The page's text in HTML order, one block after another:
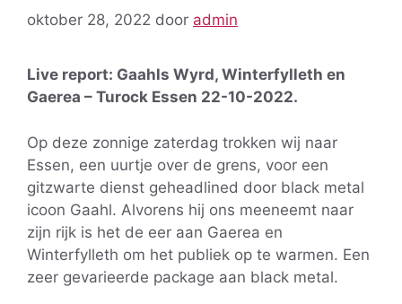
oktober 28, 2022 door admin
Live report: Gaahls Wyrd, Winterfylleth en
Gaerea – Turock Essen 22-10-2022.
Op deze zonnige zaterdag trokken wij naar
Essen, een uurtje over de grens, voor een
gitzwarte dienst geheadlined door black metal
icoon Gaahl. Alvorens hij ons meeneemt naar
zijn rijk is het de eer aan Gaerea en
Winterfylleth om het publiek op te warmen. Een
zeer gevarieerde package aan black metal.